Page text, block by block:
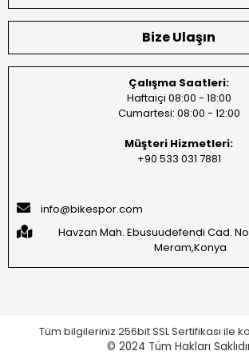
Bize Ulaşın
Çalışma Saatleri:
Haftaiçi 08:00 - 18:00
Cumartesi: 08:00 - 12:00
Müşteri Hizmetleri:
+90 533 031 7881
info@bikespor.com
Havzan Mah. Ebusuudefendi Cad.
Meram,Konya
Tüm bilgileriniz 256bit SSL Sertifikası ile
© 2024 Tüm Hakları